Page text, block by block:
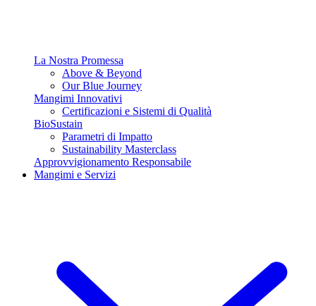
La Nostra Promessa
Above & Beyond
Our Blue Journey
Mangimi Innovativi
Certificazioni e Sistemi di Qualità
BioSustain
Parametri di Impatto
Sustainability Masterclass
Approvvigionamento Responsabile
Mangimi e Servizi